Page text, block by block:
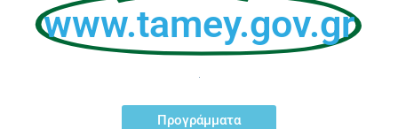
www.tamey.gov.gr
Προγράμματα